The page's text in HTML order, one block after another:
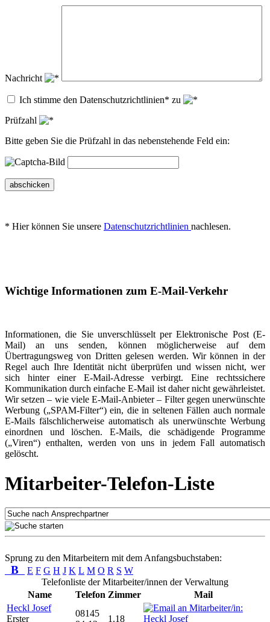
Nachricht
Ich stimme den Datenschutzrichtlinien* zu
Prüfzahl
Bitte geben Sie die Prüfzahl in das nebenstehende Feld ein:
abschicken
* Hier können Sie unsere Datenschutzrichtlinien nachlesen.
Wichtige Informationen zum E-Mail-Verkehr
Informationen, die Sie unverschlüsselt per Elektronische Post (E-
Mail) an uns senden, können möglicherweise auf dem
Übertragungsweg von Dritten gelesen werden. Wir können in der
Regel auch Ihre Identität nicht überprüfen und wissen nicht, wer
sich hinter einer E-Mail-Adresse verbirgt. Eine rechtssichere
Kommunikation durch einfache E-Mail ist daher nicht gewährleistet.
Wir setzen – wie viele E-Mail-Anbieter – Filter gegen unerwünschte
Werbung („SPAM-Filter“) ein, die in seltenen Fällen auch normale
E-Mails fälschlicherweise automatisch als unerwünschte Werbung
einordnen und löschen. E-Mails, die schädigende Programme
(„Viren“) enthalten, werden von uns in jedem Fall automatisch
gelöscht.
Mitarbeiter-Telefon-Liste
Sprung zu den Mitarbeitern mit dem Anfangsbuchstaben:
B E F G H J K L M O R S W
Telefonliste der Mitarbeiter/innen der Verwaltung
Name
Telefon Zimmer
Mail
Heckl Josef
Erster
08145
1.18